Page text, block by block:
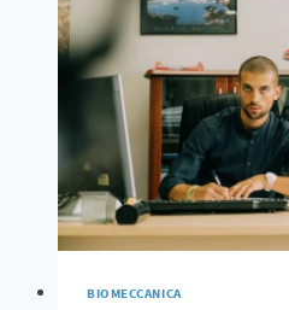
BIOMECCANICA